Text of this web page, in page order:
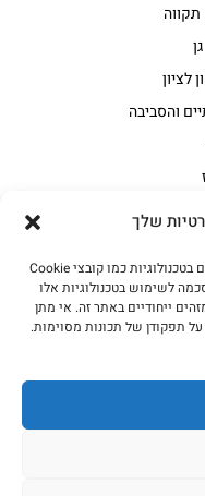
שלך
כדי לספק את החוויה הטובה ביותר, אנו משתמשים בטכנולוגיות כמו קובצי Cookie
לשימוש בטכנולוגיות אלו
ייחודיים באתר זה. אי מתן
תפקודן של תכונות מסוימות.
משובח
לציון
והסביבה